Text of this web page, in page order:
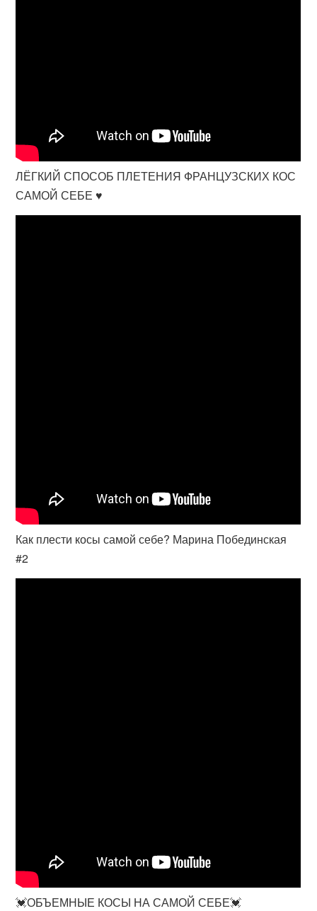
ЛЁГКИЙ СПОСОБ ПЛЕТЕНИЯ ФРАНЦУЗСКИХ КОС
САМОЙ СЕБЕ ♥
Как плести косы самой себе? Марина Побединская
#2
💓ОБЪЕМНЫЕ КОСЫ НА САМОЙ СЕБЕ💓